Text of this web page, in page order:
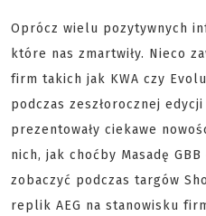
Oprócz wielu pozytywnych
które nas zmartwiły. Nieco
firm takich jak KWA czy
podczas zeszłorocznej
prezentowały ciekawe
nich, jak choćby Masadę GBB
zobaczyć podczas targów
replik AEG na stanowisku